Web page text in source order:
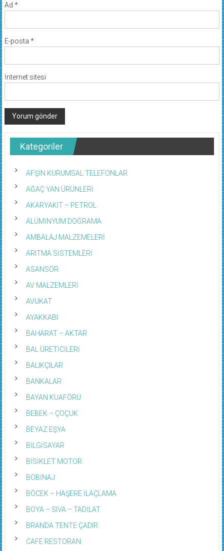
Ad *
E-posta *
İnternet sitesi
Kategoriler
AFŞİN KURUMSAL TELEFONLAR
AĞAÇ YAN ÜRÜNLERİ
AKARYAKIT – PETROL
ALÜMİNYUM DOĞRAMA
AMBALAJ MALZEMELERİ
ARITMA SİSTEMLERİ
ASANSÖR
AV MALZEMLERİ
AVUKAT
AYAKKABI
BAHARAT – AKTAR
BAL ÜRETİCİLERİ
BALIKÇILAR
BANKALAR
BAYAN KUAFÖRÜ
BEBEK – ÇOÇUK
BEYAZ EŞYA
BİLGİSAYAR
BİSİKLET MOTOR
BOBİNAJ
BÖCEK – HAŞERE İLAÇLAMA
BOYA – SIVA – TADİLAT
BRANDA TENTE ÇADIR
CAFE RESTORAN